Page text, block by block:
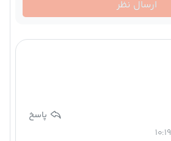
ارسال نظر
پاسخ
۱۰:۱۹